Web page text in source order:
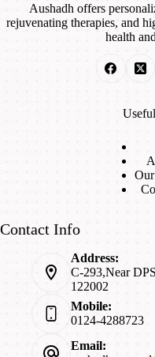
Aushadh offers
rejuvenating therapies, and
health
Contact Info
Address:
C-293,Near
122002
Mobile:
0124-4288723
Email: